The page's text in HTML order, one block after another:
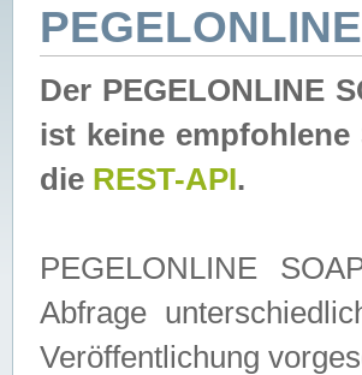
Der PEGELONLINE
ist keine empfohlene
die REST-API.
PEGELONLINE
Abfrage
Veröffentlichung